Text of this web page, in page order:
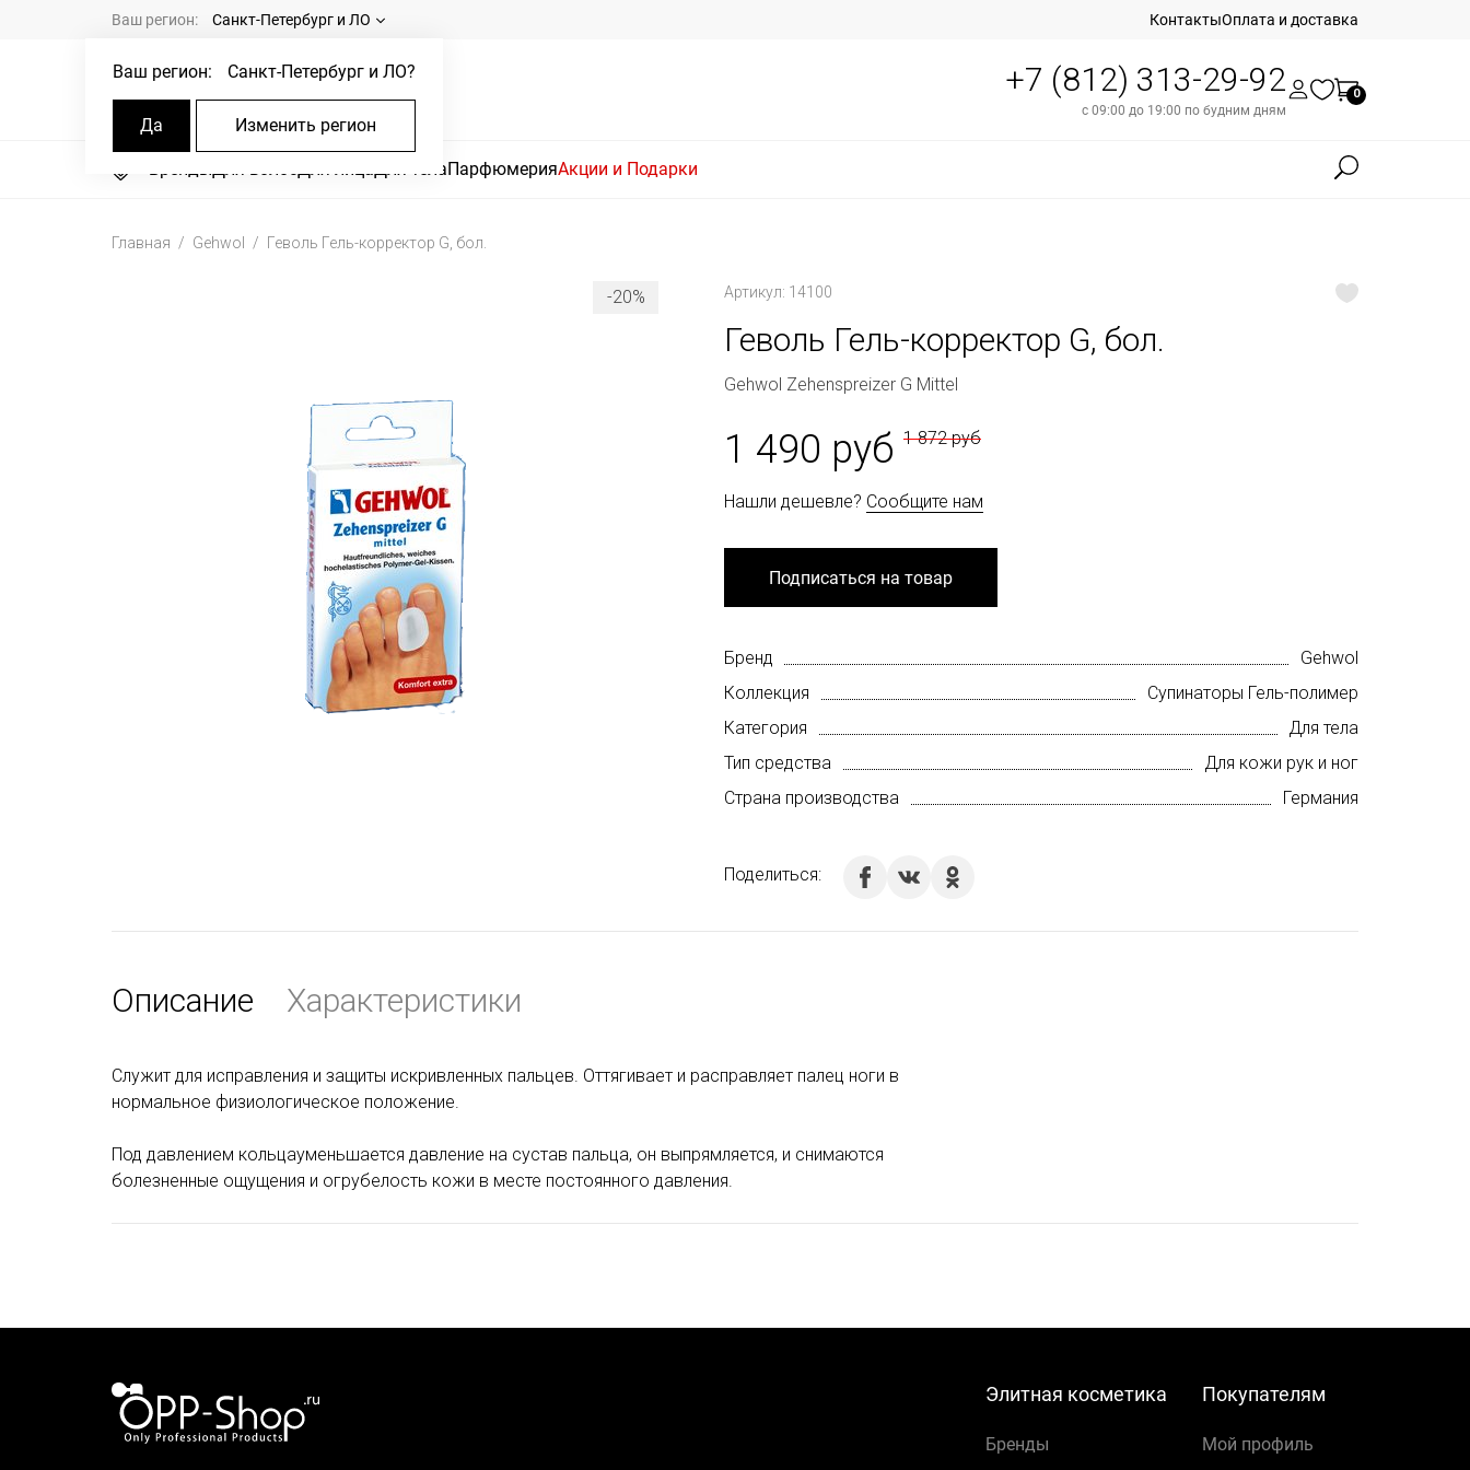
Ваш регион: Санкт-Петербург и ЛО
Ваш регион: Санкт-Петербург и ЛО?
Да Изменить регион
КонтактыОплата и доставка
+7 (812) 313-29-92
с 09:00 до 19:00 по будним дням
0
БрендыДля волосДля лицаДля телаПарфюмерияАкции и Подарки
Главная Gehwol Геволь Гель-корректор G, бол.
-20% Артикул: 14100
Геволь Гель-корректор G, бол.
Gehwol Zehenspreizer G Mittel
1 490 руб 1 872 руб
Нашли дешевле? Сообщите нам
Подписаться на товар
Бренд
Gehwol
Коллекция
Супинаторы Гель-полимер
Категория
Для тела
Тип средства
Для кожи рук и ног
Страна производства
Германия
Поделиться:
Описание Характеристики
Служит для исправления и защиты искривленных пальцев. Оттягивает и расправляет палец ноги в
нормальное физиологическое положение.
Под давлением кольцауменьшается давление на сустав пальца, он выпрямляется, и снимаются
болезненные ощущения и огрубелость кожи в месте постоянного давления.
Элитная косметика
Бренды
Покупателям
Мой профиль